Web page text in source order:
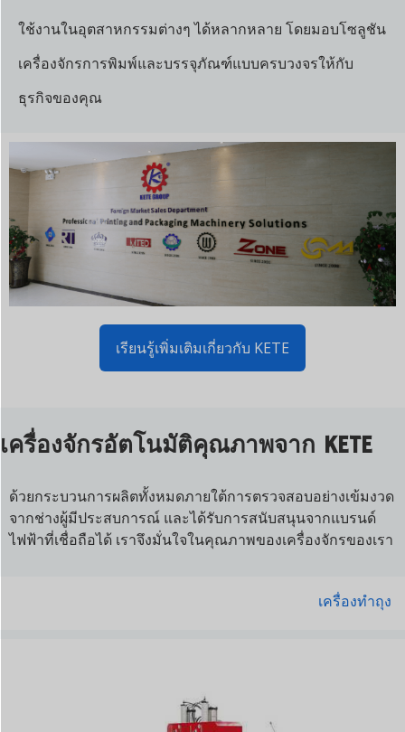
ใช้งานในอุตสาหกรรมต่างๆ ได้หลากหลาย โดยมอบโซลูชัน
เครื่องจักรการพิมพ์และบรรจุภัณฑ์แบบครบวงจรให้กับ
ธุรกิจของคุณ
เรียนรู้เพิ่มเติมเกี่ยวกับ KETE
เครื่องจักรอัตโนมัติคุณภาพจาก KETE
ด้วยกระบวนการผลิตทั้งหมดภายใต้การตรวจสอบอย่างเข้มงวด
จากช่างผู้มีประสบการณ์ และได้รับการสนับสนุนจากแบรนด์
ไฟฟ้าที่เชื่อถือได้ เราจึงมั่นใจในคุณภาพของเครื่องจักรของเรา
เครื่องทำถุง